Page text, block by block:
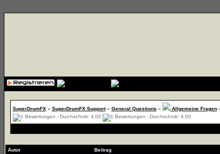
SuperDrumFX» SuperDrumFX Support» General Questions » Allgemeine Fragen
Autor Beitrag